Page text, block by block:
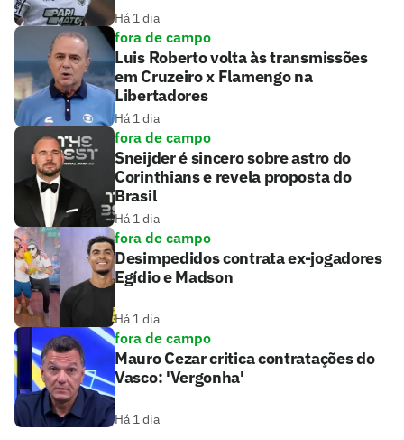
Há 1 dia
fora de campo
Luis Roberto volta às transmissões
em Cruzeiro x Flamengo na
Libertadores
Há 1 dia
fora de campo
Sneijder é sincero sobre astro do
Corinthians e revela proposta do
Brasil
Há 1 dia
fora de campo
Desimpedidos contrata ex-jogadores
Egídio e Madson
Há 1 dia
fora de campo
Mauro Cezar critica contratações do
Vasco: 'Vergonha'
Há 1 dia